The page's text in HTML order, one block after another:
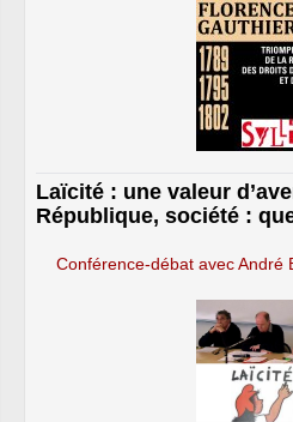
Laïcité : une valeur
République, société :
Conférence-débat avec André